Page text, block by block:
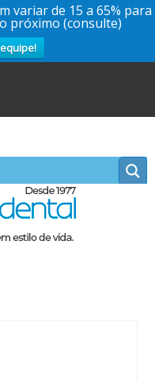
variar de 15 a 65% para
próximo (consulte)